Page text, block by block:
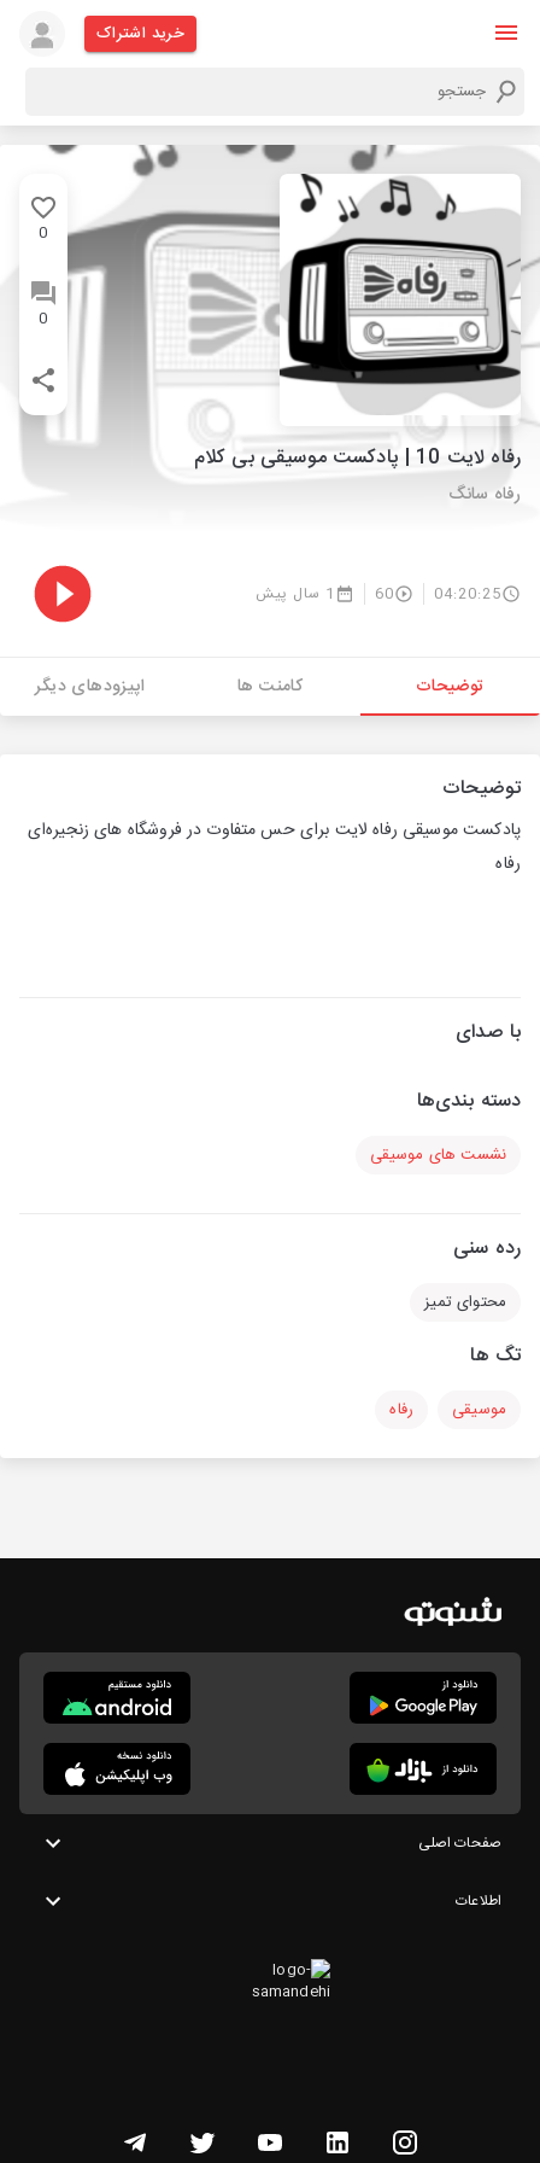
خرید اشتراک
0
0
رفاه لایت 10 | پادکست موسیقی بی کلام
رفاه سانگ
04:20:25
60 1 سال پیش
توضیحات کامنت ها اپیزودهای دیگر
توضیحات
پادکست موسیقی رفاه لایت برای حس متفاوت در فروشگاه های زنجیره‌ای
رفاه
با صدای
دسته بندی‌ها
نشست های موسیقی
رده سنی
محتوای تمیز
تگ ها
موسیقی رفاه
صفحات اصلی
اطلاعات